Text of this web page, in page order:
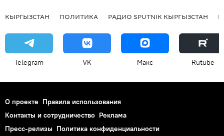
КЫРГЫЗСТАН ПОЛИТИКА РАДИО SPUTNIK КЫРГЫЗСТАН
Telegram VK Макс Rutube
О проекте Правила использования
Контакты и сотрудничество Реклама
Пресс-релизы Политика конфиденциальности